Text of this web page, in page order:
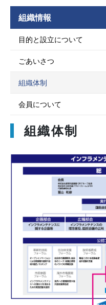
組織情報
目的と設立について
ごあいさつ
組織体制
会員について
組織体制